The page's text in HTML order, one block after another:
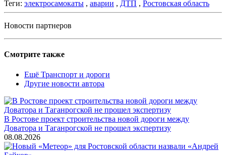
Теги: электросамокаты , аварии , ДТП , Ростовская область
Новости партнеров
Смотрите также
Ещё Транспорт и дороги
Другие новости автора
В Ростове проект строительства новой дороги между
Доватора и Таганрогской не прошел экспертизу
08.08.2026